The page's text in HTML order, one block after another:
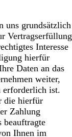
uns grundsätzlich
Vertragserfüllung
Interesse
hierfür
Daten an das
weiter,
erforderlich ist.
die hierfür
Zahlung
Ihnen im